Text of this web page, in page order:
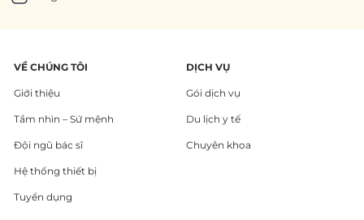
VỀ CHÚNG TÔI
Giới thiệu
Tầm nhìn – Sứ mệnh
Đội ngũ bác sĩ
Hệ thống thiết bị
Tuyển dụng
DỊCH VỤ
Gói dịch vụ
Du lịch y tế
Chuyên khoa